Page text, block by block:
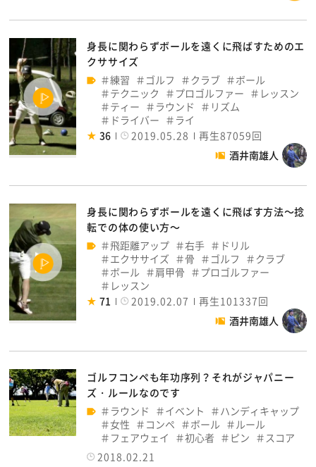
身長に関わらずボールを遠くに飛ばすためのエ
クササイズ
練習
ゴルフ クラブ
ボール
テクニック
プロゴルファー
レッスン
ティー
ラウンド
リズム
ドライバー
ライ
36
2019.05.28
再生87059回
酒井南雄人
身長に関わらずボールを遠くに飛ばす方法～捻
転での体の使い方～
飛距離アップ
右手
ドリル
エクササイズ
骨 ゴルフ
クラブ
ボール
肩甲骨
プロゴルファー
レッスン
71
2019.02.07
再生101337回
酒井南雄人
ゴルフコンペも年功序列？それがジャパニー
ズ・ルールなのです
ラウンド
イベント
ハンディキャップ
女性
コンペ ボール
ルール
フェアウェイ
初心者 ピン
スコア
2018.02.21